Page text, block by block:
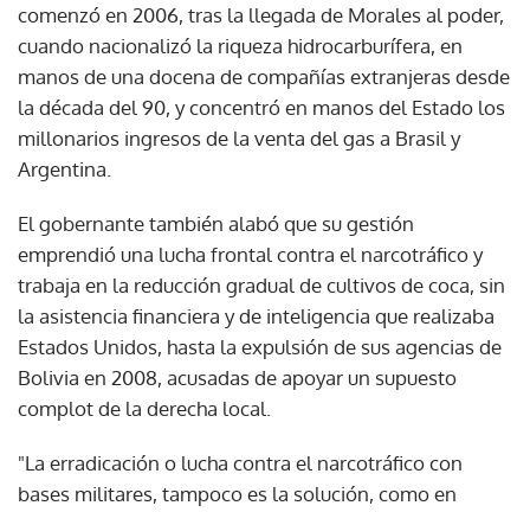
comenzó en 2006, tras la llegada de Morales al poder,
cuando nacionalizó la riqueza hidrocarburífera, en
manos de una docena de compañías extranjeras desde
la década del 90, y concentró en manos del Estado los
millonarios ingresos de la venta del gas a Brasil y
Argentina.
El gobernante también alabó que su gestión
emprendió una lucha frontal contra el narcotráfico y
trabaja en la reducción gradual de cultivos de coca, sin
la asistencia financiera y de inteligencia que realizaba
Estados Unidos, hasta la expulsión de sus agencias de
Bolivia en 2008, acusadas de apoyar un supuesto
complot de la derecha local.
"La erradicación o lucha contra el narcotráfico con
bases militares, tampoco es la solución, como en